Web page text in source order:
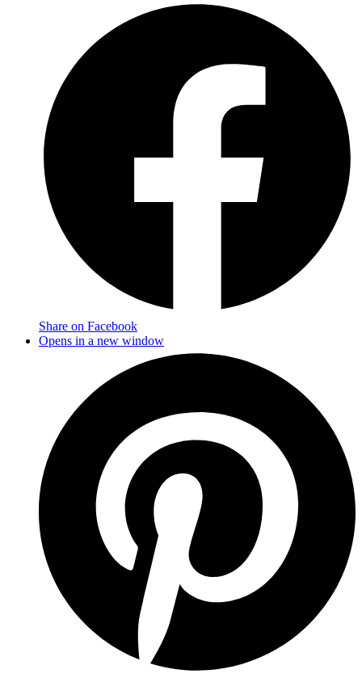
Share on Facebook
Opens in a new window